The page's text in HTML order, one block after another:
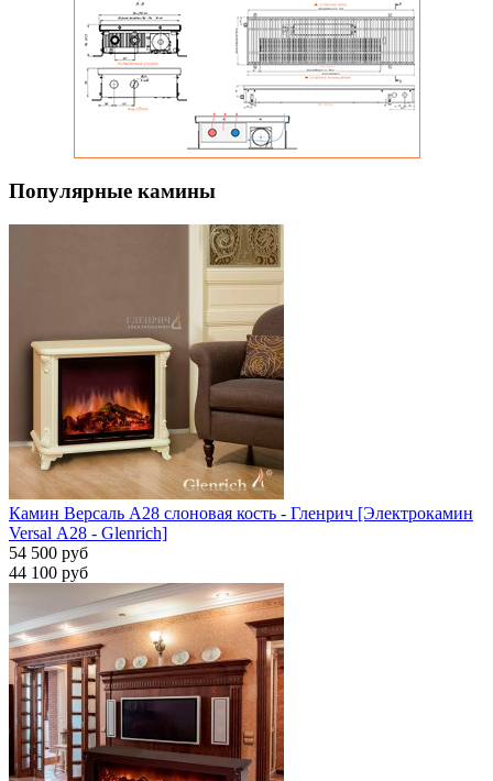
Популярные камины
Камин Версаль A28 слоновая кость - Гленрич [Электрокамин
Versal А28 - Glenrich]
54 500 руб
44 100 руб